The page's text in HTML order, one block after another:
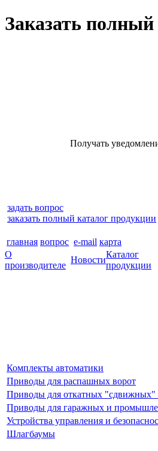
Заказать
Получать
задать вопрос
заказать полный каталог продукции
главная вопрос e-mail карта
О
производителе
Новости
Каталог
продукции
Комплекты автоматики
Приводы для распашных ворот
Приводы для откатных "сдвижных"
Приводы для гаражных и
Устройства управления и
Шлагбаумы